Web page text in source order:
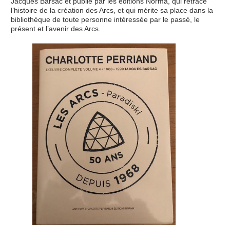
l’histoire de la création des Arcs, et qui mérite sa place dans la
bibliothèque de toute personne intéressée par le passé, le
présent et l’avenir des Arcs.